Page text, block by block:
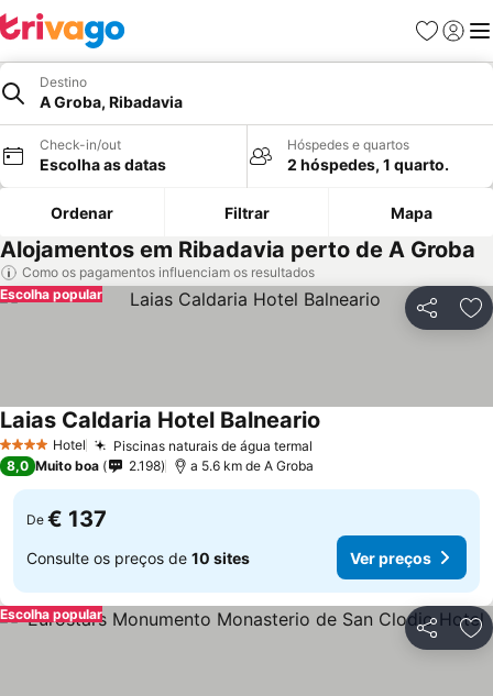
Favoritos
Iniciar
Destino
A Groba, Ribadavia
Check-in/out
Escolha as datas
Hóspedes e quartos
2 hóspedes, 1 quarto.
Ordenar Filtrar Mapa
Alojamentos em Ribadavia perto de A Groba
Como os pagamentos influenciam os resultados
Partilhar
Escolha popular
4 EstrelasHotel Piscinas naturais de água termal
Laias Caldaria Hotel Balneario
8,0 Muito boa 2.198 a 5.6 km de A Groba
De € 137
Consulte os preços de 10 sites Ver preços
Partilhar
Escolha popular